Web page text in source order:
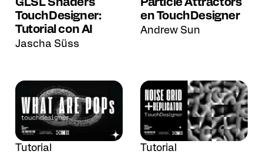
GLSL Shaders
TouchDesigner:
Tutorial con AI
Jascha Süss
Particle Attractors
en TouchDesigner
Andrew Sun
Tutorial
Tutorial